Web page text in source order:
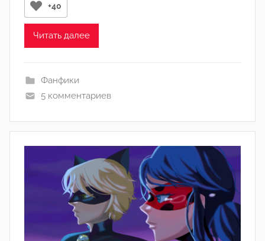
+40
Читать далее
Фанфики
5 комментариев